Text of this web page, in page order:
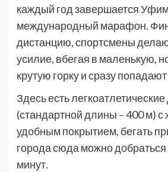
каждый год завершается
международный марафон.
дистанцию, спортсмены
усилие, вбегая в маленькую,
крутую горку и сразу
Здесь есть
(стандартной длины – 400 м)
удобным покрытием, бегать
города сюда можно
минут.